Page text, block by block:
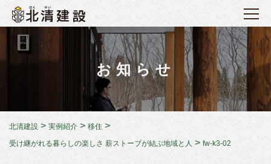
お知らせ
北清建設 > 実例紹介 > 移住 >
受け継がれる暮らしの楽しさ 薪ストーブが結ぶ地域と人 > fw-k3-02